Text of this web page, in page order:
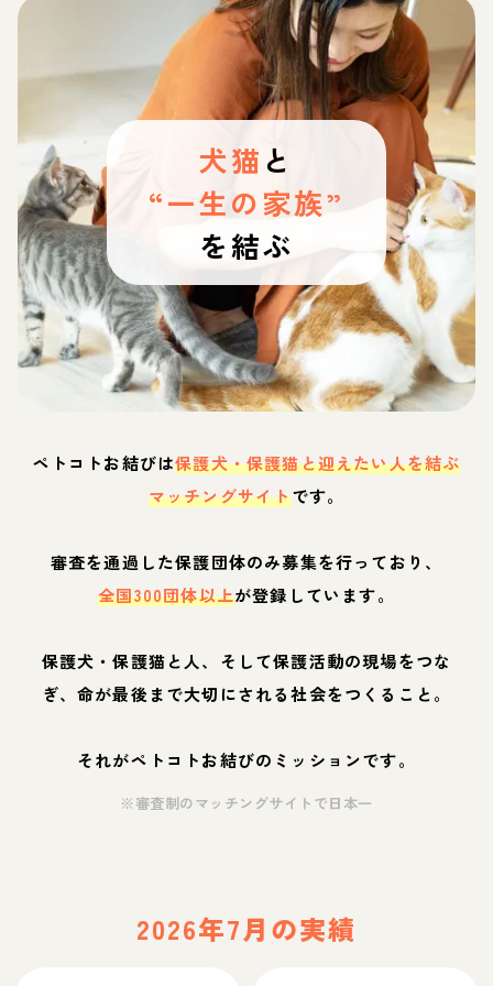
犬猫 と
“一生の家族”
を結ぶ
ペトコトお結びは保護犬・保護猫と迎えたい人を結ぶ
マッチングサイトです。
審査を通過した保護団体のみ募集を行っており、
全国300団体以上が登録しています。
保護犬・保護猫と人、そして保護活動の現場をつな
ぎ、命が最後まで大切にされる社会をつくること。
それがペトコトお結びのミッションです。
※審査制のマッチングサイトで日本一
2026年7月の実績